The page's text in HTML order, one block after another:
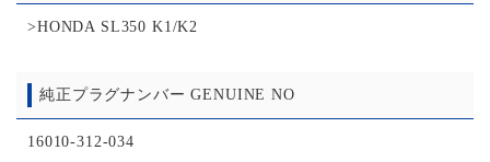
>HONDA SL350 K1/K2
純正プラグナンバー GENUINE NO
16010-312-034